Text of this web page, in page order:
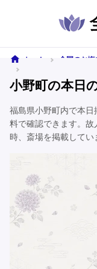
ホーム 全国のお
小野町の本日
福島県小野町内で本
料で確認できます。故
時、斎場を掲載してい